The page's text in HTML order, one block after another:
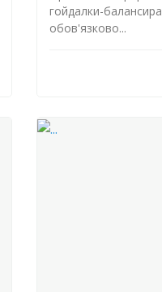
гойдалки-балансира
обов'язково...